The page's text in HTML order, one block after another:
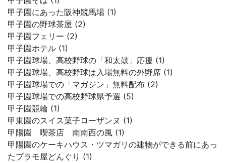
甲子園にあった阪神競馬場 (1)
甲子園の野球茶屋 (2)
甲子園フェリー (2)
甲子園ホテル (1)
甲子園球場、高校野球の「和太鼓」応援 (1)
甲子園球場、高校野球は入場無料の外野席 (1)
甲子園球場での「マガジン」無料配布 (2)
甲子園球場での高校野球県予選 (5)
甲子園競輪 (1)
甲東園のスイス菓子ローザンヌ (1)
甲陽園 喫茶店 南南西の風 (1)
甲陽園のケーキハウス・ツマガリの建物ができる前にあっ
たプラモ屋どんぐり (1)